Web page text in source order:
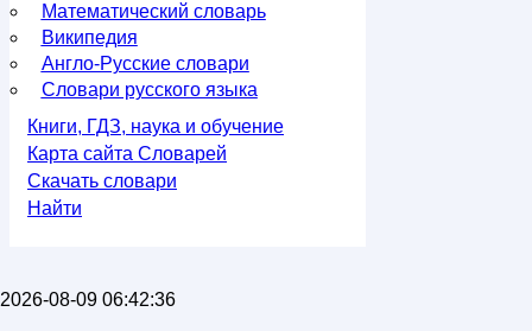
Математический словарь
Википедия
Англо-Русские словари
Словари русского языка
Книги, ГДЗ, наука и обучение
Карта сайта Словарей
Скачать словари
Найти
2026-08-09 06:42:36